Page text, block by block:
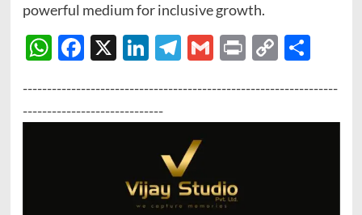
powerful medium for inclusive growth.
WhatsApp
Facebook
X LinkedIn
Telegram
Gmail
Print
Copy
-----------------------------------------------------------------
-----------------------------